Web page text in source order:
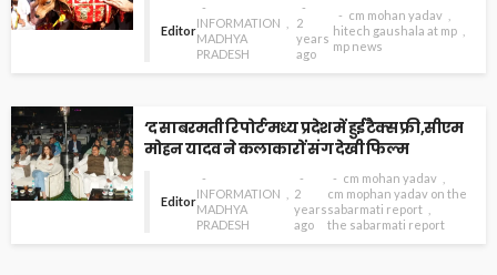
Editor
INFORMATION
MADHYA
PRADESH
2
years
ago
cm mohan yadav
hitech gaushala at mp
mp news
‘द साबरमती रिपोर्ट’मध्य प्रदेश में हुई टैक्स फ्री,सीएम
मोहन यादव ने कलाकारों संग देखी फिल्म
Editor
INFORMATION
MADHYA
PRADESH
2
years
ago
cm mohan yadav
cm mophan yadav on the
sabarmati report
the sabarmati report